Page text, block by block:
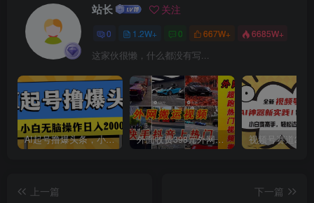
站长 关注
0 1.2W+ 0 667W+ 6685W+
这家伙很懒，什么都没有写...
AI起号撸爆头条，小白也能操作，日入2000+ 外面收费398元外网超跑豪车汽车视频搬运至快手抖音上热门项目
上一篇
下一篇